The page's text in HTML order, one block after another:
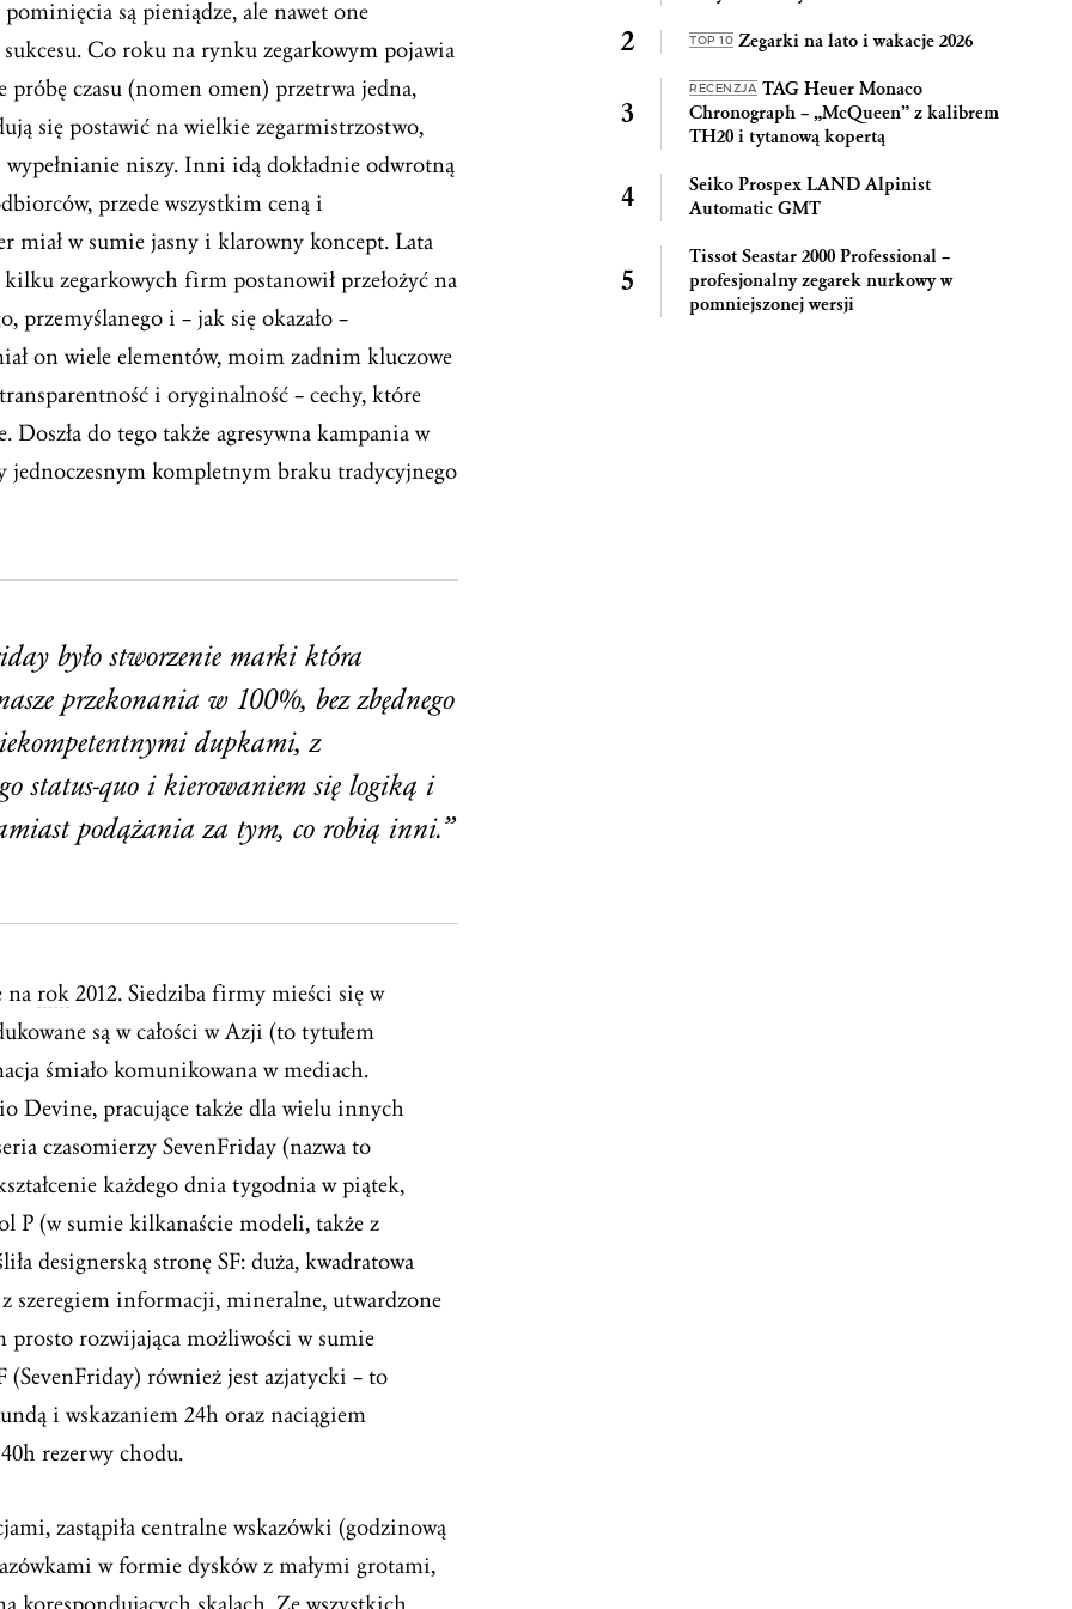
są pieniądze, ale nawet one
Co roku na rynku zegarkowym pojawia
próbę czasu (nomen omen) przetrwa jedna,
się postawić na wielkie zegarmistrzostwo,
wypełnianie niszy. Inni idą dokładnie odwrotną
przede wszystkim ceną i
w sumie jasny i klarowny koncept. Lata
zegarkowych firm postanowił przełożyć na
przemyślanego i – jak się okazało –
on wiele elementów, moim zadnim kluczowe
i oryginalność – cechy, które
Doszła do tego także agresywna kampania w
jednoczesnym kompletnym braku tradycyjnego
było stworzenie marki która
przekonania w 100%, bez zbędnego
dupkami, z
status-quo i kierowaniem się logiką i
podążania za tym, co robią inni.”
na rok 2012. Siedziba firmy mieści się w
są w całości w Azji (to tytułem
śmiało komunikowana w mediach.
Devine, pracujące także dla wielu innych
czasomierzy SevenFriday (nazwa to
każdego dnia tygodnia w piątek,
P (w sumie kilkanaście modeli, także z
designerską stronę SF: duża, kwadratowa
szeregiem informacji, mineralne, utwardzone
prosto rozwijająca możliwości w sumie
(SevenFriday) również jest azjatycki – to
i wskazaniem 24h oraz naciągiem
rezerwy chodu.
zastąpiła centralne wskazówki (godzinową
w formie dysków z małymi grotami,
TOP 10 Zegarki na lato i wakacje 2026
RECENZJA TAG Heuer Monaco
Chronograph – „McQueen” z kalibrem
TH20 i tytanową kopertą
Seiko Prospex LAND Alpinist
Automatic GMT
Tissot Seastar 2000 Professional –
profesjonalny zegarek nurkowy w
pomniejszonej wersji